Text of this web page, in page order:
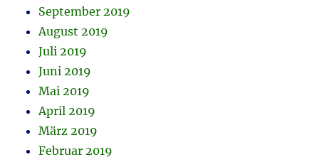
September 2019
August 2019
Juli 2019
Juni 2019
Mai 2019
April 2019
März 2019
Februar 2019